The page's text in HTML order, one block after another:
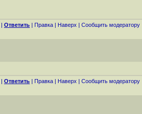
| Ответить | Правка | Наверх | Cообщить модератору
| Ответить | Правка | Наверх | Cообщить модератору